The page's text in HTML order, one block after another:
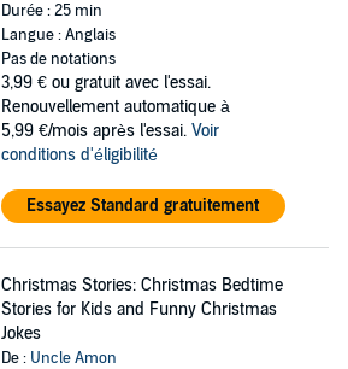
Durée : 25 min
Langue : Anglais
Pas de notations
3,99 € ou gratuit avec l'essai.
Renouvellement automatique à
5,99 €/mois après l'essai. Voir
conditions d'éligibilité
Essayez Standard gratuitement
Christmas Stories: Christmas Bedtime
Stories for Kids and Funny Christmas
Jokes
De : Uncle Amon